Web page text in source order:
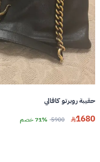
حقيبة روبرتو كافالي
1680
5900 71% خصم